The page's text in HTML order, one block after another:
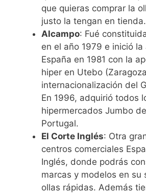
que quieras comprar la
justo la tengan en tienda.
Alcampo: Fué
en el año 1979 e inició
España en 1981 con la
hiper en Utebo
internacionalización del
En 1996, adquirió todos
hipermercados Jumbo
Portugal.
El Corte Inglés: Otra
centros comerciales
Inglés, donde podrás
marcas y modelos en su
ollas rápidas. Además